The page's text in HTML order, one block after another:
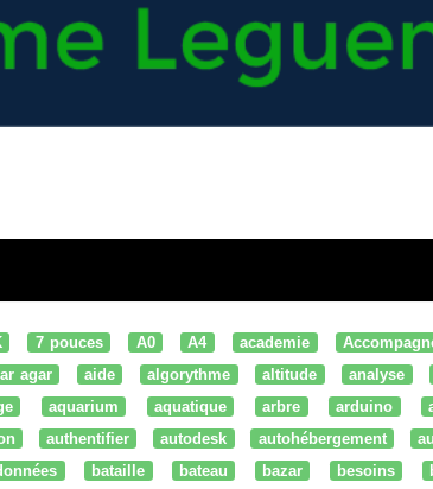
7 pouces A0 A4 academie
agar aide algorythme altitude analyse
aquarium aquatique arbre arduino
authentifier autodesk autohébergement
bataille bateau bazar besoins